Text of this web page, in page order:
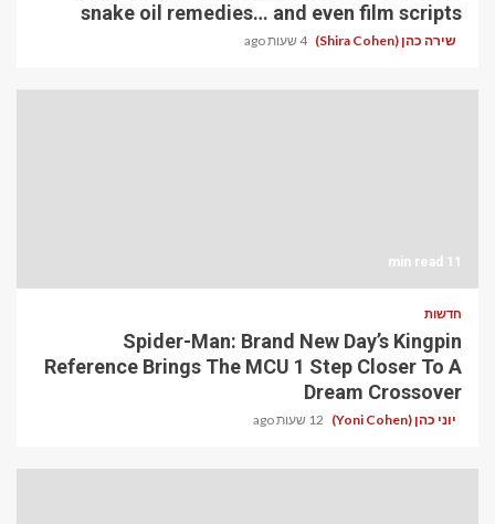
snake oil remedies… and even film scripts
שירה כהן (Shira Cohen) 4 שעות ago
11 min read
חדשות
Spider-Man: Brand New Day’s Kingpin
Reference Brings The MCU 1 Step Closer To A
Dream Crossover
יוני כהן (Yoni Cohen) 12 שעות ago